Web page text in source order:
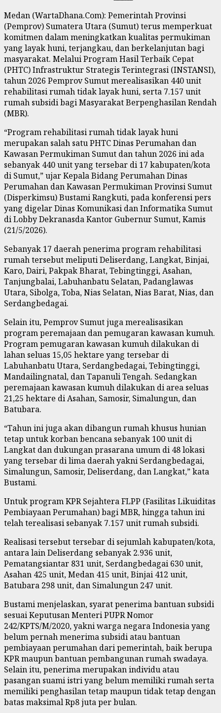
Medan (WartaDhana.Com): Pemerintah Provinsi
(Pemprov) Sumatera Utara (Sumut) terus memperkuat
komitmen dalam meningkatkan kualitas permukiman
yang layak huni, terjangkau, dan berkelanjutan bagi
masyarakat. Melalui Program Hasil Terbaik Cepat
(PHTC) Infrastruktur Strategis Terintegrasi (INSTANSI),
tahun 2026 Pemprov Sumut merealisasikan 440 unit
rehabilitasi rumah tidak layak huni, serta 7.157 unit
rumah subsidi bagi Masyarakat Berpenghasilan Rendah
(MBR).
“Program rehabilitasi rumah tidak layak huni
merupakan salah satu PHTC Dinas Perumahan dan
Kawasan Permukiman Sumut dan tahun 2026 ini ada
sebanyak 440 unit yang tersebar di 17 kabupaten/kota
di Sumut,” ujar Kepala Bidang Perumahan Dinas
Perumahan dan Kawasan Permukiman Provinsi Sumut
(Disperkimsu) Bustami Rangkuti, pada konferensi pers
yang digelar Dinas Komunikasi dan Informatika Sumut
di Lobby Dekranasda Kantor Gubernur Sumut, Kamis
(21/5/2026).
Sebanyak 17 daerah penerima program rehabilitasi
rumah tersebut meliputi Deliserdang, Langkat, Binjai,
Karo, Dairi, Pakpak Bharat, Tebingtinggi, Asahan,
Tanjungbalai, Labuhanbatu Selatan, Padanglawas
Utara, Sibolga, Toba, Nias Selatan, Nias Barat, Nias, dan
Serdangbedagai.
Selain itu, Pemprov Sumut juga merealisasikan
program peremajaan dan pemugaran kawasan kumuh.
Program pemugaran kawasan kumuh dilakukan di
lahan seluas 15,05 hektare yang tersebar di
Labuhanbatu Utara, Serdangbedagai, Tebingtinggi,
Mandailingnatal, dan Tapanuli Tengah. Sedangkan
peremajaan kawasan kumuh dilakukan di area seluas
21,25 hektare di Asahan, Samosir, Simalungun, dan
Batubara.
“Tahun ini juga akan dibangun rumah khusus hunian
tetap untuk korban bencana sebanyak 100 unit di
Langkat dan dukungan prasarana umum di 48 lokasi
yang tersebar di lima daerah yakni Serdangbedagai,
Simalungun, Samosir, Deliserdang, dan Langkat,” kata
Bustami.
Untuk program KPR Sejahtera FLPP (Fasilitas Likuiditas
Pembiayaan Perumahan) bagi MBR, hingga tahun ini
telah terealisasi sebanyak 7.157 unit rumah subsidi.
Realisasi tersebut tersebar di sejumlah kabupaten/kota,
antara lain Deliserdang sebanyak 2.936 unit,
Pematangsiantar 831 unit, Serdangbedagai 630 unit,
Asahan 425 unit, Medan 415 unit, Binjai 412 unit,
Batubara 298 unit, dan Simalungun 247 unit.
Bustami menjelaskan, syarat penerima bantuan subsidi
sesuai Keputusan Menteri PUPR Nomor
242/KPTS/M/2020, yakni warga negara Indonesia yang
belum pernah menerima subsidi atau bantuan
pembiayaan perumahan dari pemerintah, baik berupa
KPR maupun bantuan pembangunan rumah swadaya.
Selain itu, penerima merupakan individu atau
pasangan suami istri yang belum memiliki rumah serta
memiliki penghasilan tetap maupun tidak tetap dengan
batas maksimal Rp8 juta per bulan.